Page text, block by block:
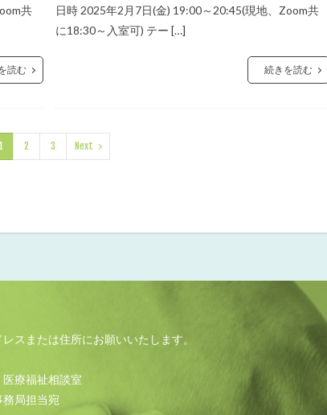
共
読む
日時 2025年2月7日(金) 19:00～20:45(現地、Zoom共
に18:30～入室可) テー […]
続きを読む
2 3 Next
スまたは住所にお願いいたします。
療福祉相談室
局担当宛